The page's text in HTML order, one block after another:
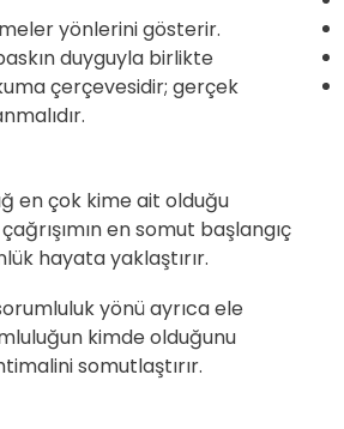
yönlerini gösterir.
duyguyla birlikte
çerçevesidir; gerçek
en çok kime ait olduğu
en somut başlangıç
hayata yaklaştırır.
yönü ayrıca ele
kimde olduğunu
somutlaştırır.